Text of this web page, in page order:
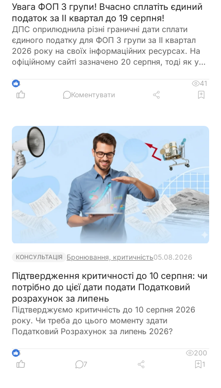
Увага ФОП 3 групи! Вчасно сплатіть єдиний
податок за ІІ квартал до 19 серпня!
ДПС оприлюднила різні граничні дати сплати
єдиного податку для ФОП 3 групи за ІІ квартал
2026 року на своїх інформаційних ресурсах. На
офіційному сайті зазначено 20 серпня, тоді як у
кодексу свідчить, що правильною граничною
датою є саме 19 серпня 2026 року. Щоб уникнути
військовий збір
4
41
Коментувати
КОНСУЛЬТАЦІЯ Бронювання, критичність05.08.2026
Підтвердження критичності до 10 серпня: чи
потрібно до цієї дати подати Податковий
розрахунок за липень
Підтверджуємо критичність до 10 серпня 2026
року. Чи треба до цього моменту здати
Податковий Розрахунок за липень 2026?
5
200
7
1